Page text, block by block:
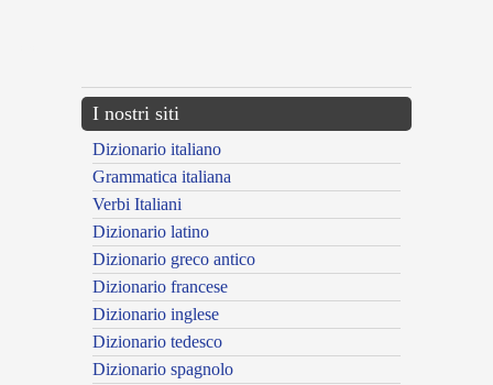
I nostri siti
Dizionario italiano
Grammatica italiana
Verbi Italiani
Dizionario latino
Dizionario greco antico
Dizionario francese
Dizionario inglese
Dizionario tedesco
Dizionario spagnolo